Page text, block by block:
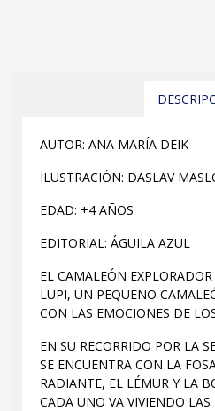
AUTOR: ANA MARÍA DEIK
ILUSTRACIÓN: DASLAV
EDAD: +4 AÑOS
EDITORIAL: ÁGUILA AZUL
EL CAMALEÓN
LUPI, UN PEQUEÑO
CON LAS EMOCIONES DE
EN SU RECORRIDO POR LA
SE ENCUENTRA CON LA
RADIANTE, EL LÉMUR Y LA
CADA UNO VA VIVIENDO